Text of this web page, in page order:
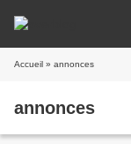
Accueil » annonces
annonces